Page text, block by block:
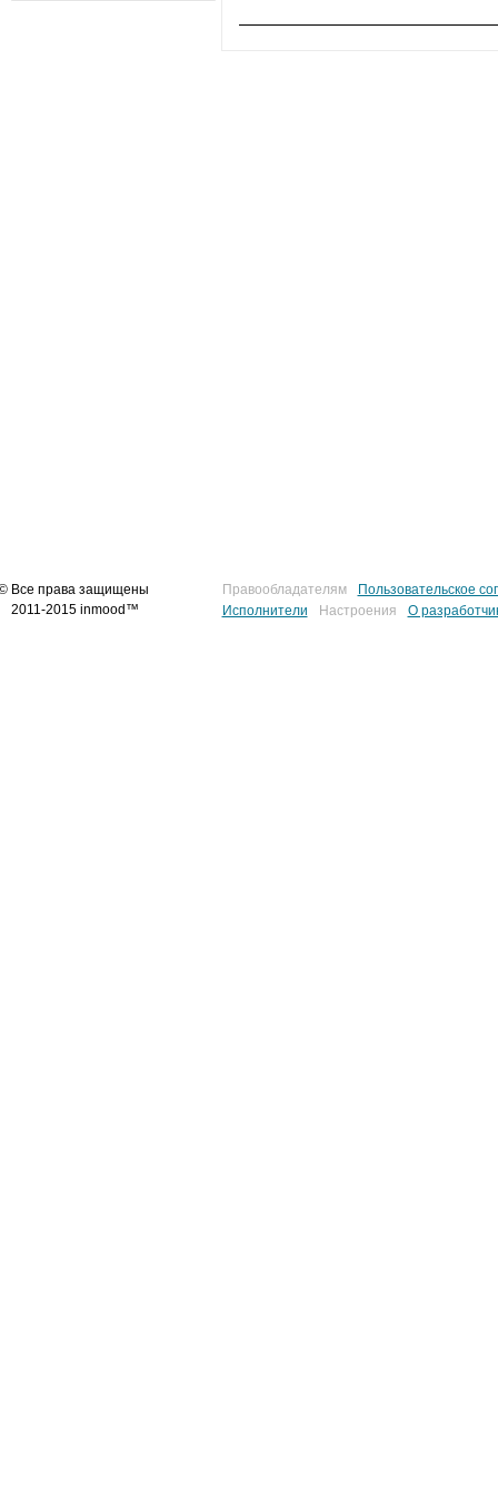
Все права защищены
2011-2015 inmood™
Правообладателям
Пользовательское
Исполнители
Настроения О